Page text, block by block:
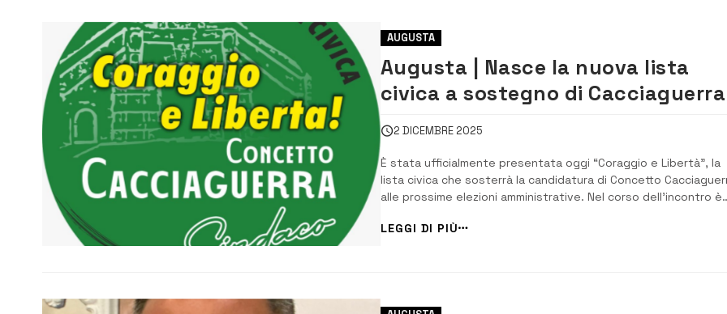
AUGUSTA
Augusta | Nasce la nuova lista
civica a sostegno di Cacciaguerra
2 DICEMBRE 2025
È stata ufficialmente presentata oggi “Coraggio e Libertà”, la
lista civica che sosterrà la candidatura di Concetto
alle prossime elezioni amministrative. Nel corso dell’incontro è
condiviso tra i promotori e descritto come essenziale, elegante
LEGGI DI PIÙ